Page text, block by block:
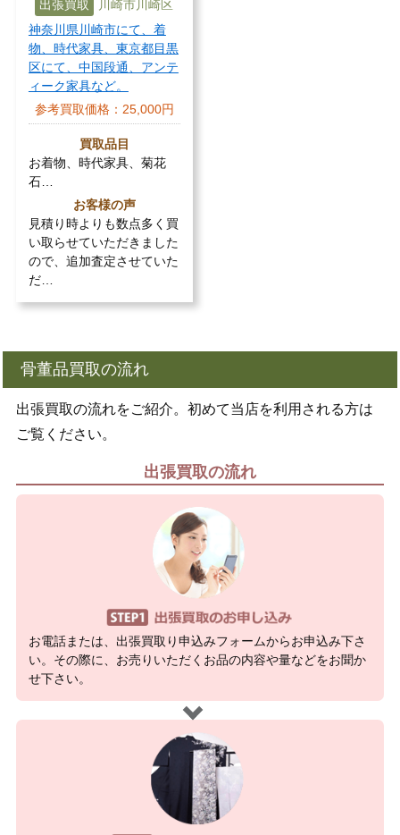
出張買取
川崎市川崎区
神奈川県川崎市にて、着
物、時代家具、東京都目黒
区にて、中国段通、アンテ
ィーク家具など。
参考買取価格： 25,000円
買取品目
お着物、時代家具、菊花
石…
お客様の声
見積り時よりも数点多く買
い取らせていただきました
ので、追加査定させていた
だ…
骨董品買取の流れ
出張買取の流れをご紹介。初めて当店を利用される方は
ご覧ください。
出張買取の流れ
お電話または、出張買取り申込みフォームからお申込み下さ
い。その際に、お売りいただくお品の内容や量などをお聞か
せ下さい。